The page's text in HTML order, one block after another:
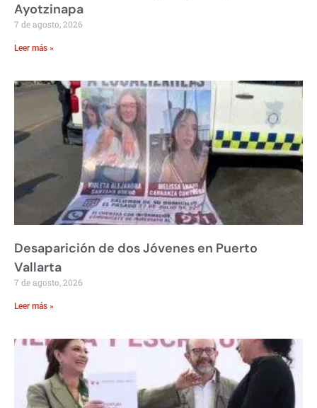
Ayotzinapa
7 de agosto, 2026
Leer más »
Desaparición de dos Jóvenes en Puerto
Vallarta
7 de agosto, 2026
Leer más »